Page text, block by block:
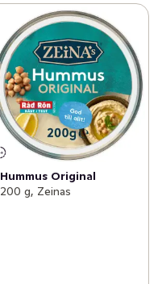
Hummus Original
200 g, Zeinas